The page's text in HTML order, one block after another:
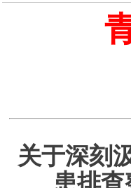
关于深刻
患排